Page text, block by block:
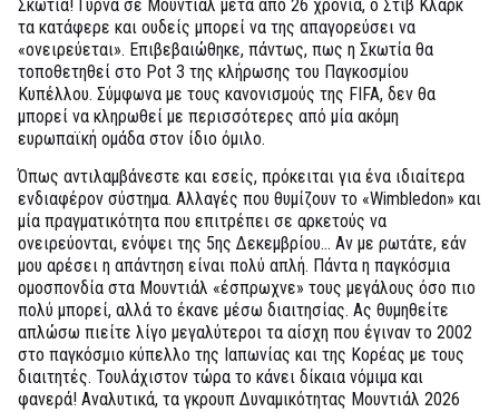
Σκωτία! Γυρνά σε Μουντιάλ μετά από 26 χρόνια, ο Στιβ Κλαρκ
τα κατάφερε και ουδείς μπορεί να της απαγορεύσει να
«ονειρεύεται». Επιβεβαιώθηκε, πάντως, πως η Σκωτία θα
τοποθετηθεί στο Pot 3 της κλήρωσης του Παγκοσμίου
Κυπέλλου. Σύμφωνα με τους κανονισμούς της FIFA, δεν θα
μπορεί να κληρωθεί με περισσότερες από μία ακόμη
ευρωπαϊκή ομάδα στον ίδιο όμιλο.
Όπως αντιλαμβάνεστε και εσείς, πρόκειται για ένα ιδιαίτερα
ενδιαφέρον σύστημα. Αλλαγές που θυμίζουν το «Wimbledon» και
μία πραγματικότητα που επιτρέπει σε αρκετούς να
ονειρεύονται, ενόψει της 5ης Δεκεμβρίου… Αν με ρωτάτε, εάν
μου αρέσει η απάντηση είναι πολύ απλή. Πάντα η παγκόσμια
ομοσπονδία στα Μουντιάλ «έσπρωχνε» τους μεγάλους όσο πιο
πολύ μπορεί, αλλά το έκανε μέσω διαιτησίας. Ας θυμηθείτε
απλώσω πιείτε λίγο μεγαλύτεροι τα αίσχη που έγιναν το 2002
στο παγκόσμιο κύπελλο της Ιαπωνίας και της Κορέας με τους
διαιτητές. Τουλάχιστον τώρα το κάνει δίκαια νόμιμα και
φανερά! Αναλυτικά, τα γκρουπ Δυναμικότητας Μουντιάλ 2026